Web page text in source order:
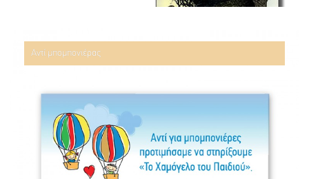
Αντί μπομπονιέρας